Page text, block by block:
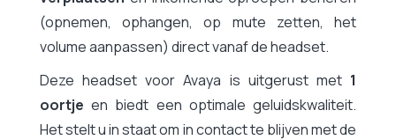
(opnemen, ophangen, op mute zetten, het
volume aanpassen) direct vanaf de headset.
Deze headset voor Avaya is uitgerust met 1
oortje en biedt een optimale geluidskwaliteit.
Het stelt u in staat om in contact te blijven met de